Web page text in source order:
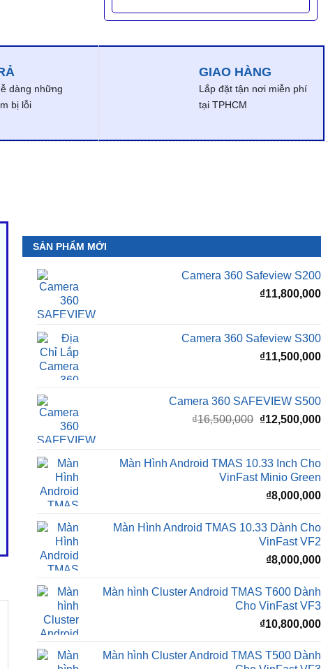
dàng những
bị lỗi
GIAO HÀNG
Lắp đặt tận nơi miễn phí
tại TPHCM
SẢN PHẨM MỚI
Camera 360 Safeview S200
₫11,800,000
Camera 360 Safeview S300
₫11,500,000
Camera 360 SAFEVIEW S500
₫16,500,000 Giá
₫16,500,000.
₫12,500,000
Màn Hình Android TMAS 10.33 Inch Cho
VinFast Minio Green
₫8,000,000
Màn Hình Android TMAS 10.33 Dành Cho
VinFast VF2
₫8,000,000
Màn hình Cluster Android TMAS T600 Dành
Cho VinFast VF3
₫10,800,000
Màn hình Cluster Android TMAS T500 Dành